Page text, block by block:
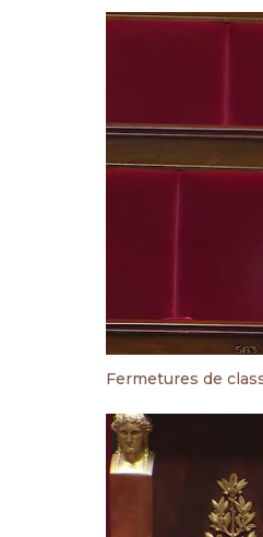
Fermetures de